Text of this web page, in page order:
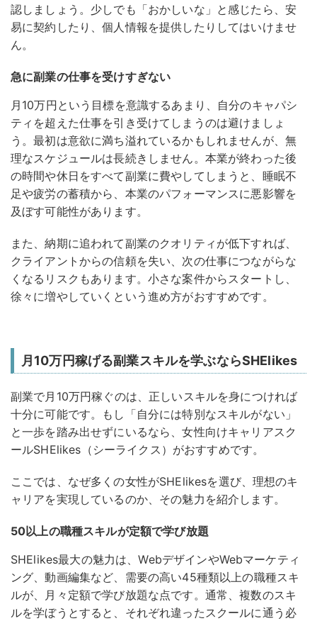
認しましょう。少しでも「おかしいな」と感じたら、安
易に契約したり、個人情報を提供したりしてはいけませ
ん。
急に副業の仕事を受けすぎない
月10万円という目標を意識するあまり、自分のキャパシ
ティを超えた仕事を引き受けてしまうのは避けましょ
う。最初は意欲に満ち溢れているかもしれませんが、無
理なスケジュールは長続きしません。 本業が終わった後
の時間や休日をすべて副業に費やしてしまうと、睡眠不
足や疲労の蓄積から、本業のパフォーマンスに悪影響を
及ぼす可能性があります。
また、納期に追われて副業のクオリティが低下すれば、
クライアントからの信頼を失い、次の仕事につながらな
くなるリスクもあります。小さな案件からスタートし、
徐々に増やしていくという進め方がおすすめです。
月10万円稼げる副業スキルを学ぶならSHElikes
副業で月10万円稼ぐのは、正しいスキルを身につければ
十分に可能です。
もし「自分には特別なスキルがない」
と一歩を踏み出せずにいるなら、女性向けキャリアスク
ールSHElikes（シーライクス）がおすすめです。
ここでは、なぜ多くの女性がSHElikesを選び、理想のキ
ャリアを実現しているのか、その魅力を紹介します。
50以上の職種スキルが定額で学び放題
SHElikes最大の魅力は、WebデザインやWebマーケティ
ング、動画編集など、需要の高い45種類以上の職種スキ
ルが、月々定額で学び放題な点です。通常、複数のスキ
ルを学ぼうとすると、それぞれ違ったスクールに通う必